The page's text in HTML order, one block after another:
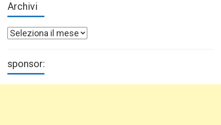
Archivi
Archivi
sponsor: